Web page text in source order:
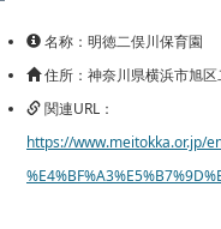
名称：明徳二俣川保育園
住所：神奈川県横浜市旭
関連URL：
https://www.meitokka.or.jp/